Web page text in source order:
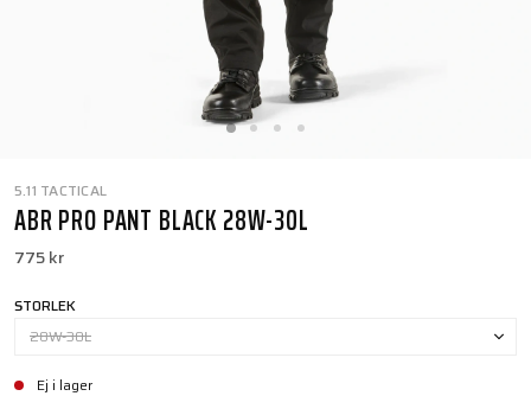
5.11 TACTICAL
ABR PRO PANT BLACK 28W-30L
775 kr
STORLEK
28W-30L
Ej i lager